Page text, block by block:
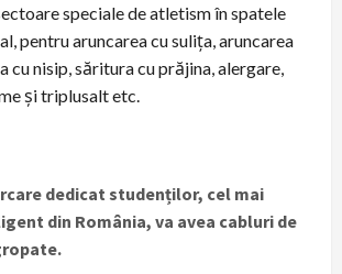
speciale de atletism în spatele
pentru aruncarea cu sulița, aruncarea
cu nisip, săritura cu prăjina, alergare,
și triplusalt etc.
dedicat studenților, cel mai
din România, va avea cabluri de